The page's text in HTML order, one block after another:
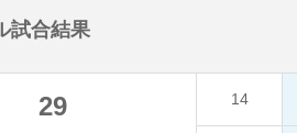
試合結果
29 14